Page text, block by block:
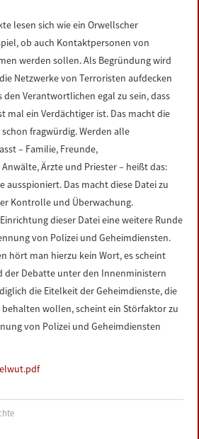
lesen sich wie ein Orwellscher
ob auch Kontaktpersonen von
werden sollen. Als Begründung wird
Netzwerke von Terroristen aufdecken
den Verantwortlichen egal zu sein, dass
mal ein Verdächtiger ist. Das macht die
fragwürdig. Werden alle
– Familie, Freunde,
Ärzte und Priester – heißt das:
ausspioniert. Das macht diese Datei zu
Kontrolle und Überwachung.
dieser Datei eine weitere Runde
von Polizei und Geheimdiensten.
hört man hierzu kein Wort, es scheint
der Debatte unter den Innenministern
die Eitelkeit der Geheimdienste, die
wollen, scheint ein Störfaktor zu
von Polizei und Geheimdiensten